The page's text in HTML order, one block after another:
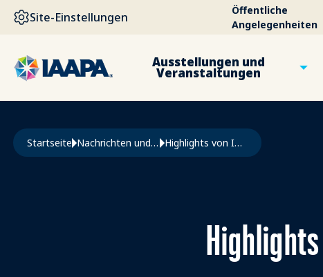
DIREKT ZUM INHALT
Site-Einstellungen
Öffentliche
Angelegenheiten
Ausstellungen und
Veranstaltungen
Pfadnavigation
Startseite Nachrichten und Funworld Highlights von IAAPA Explores Auf Der CES 2024
Highlights